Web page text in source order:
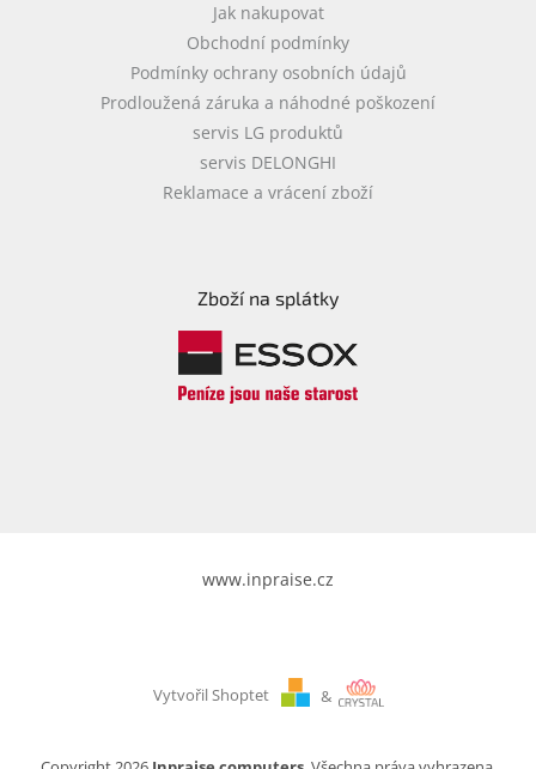
Jak nakupovat
Obchodní podmínky
Podmínky ochrany osobních údajů
Prodloužená záruka a náhodné poškození
servis LG produktů
servis DELONGHI
Reklamace a vrácení zboží
Zboží na splátky
www.inpraise.cz
Vytvořil Shoptet &